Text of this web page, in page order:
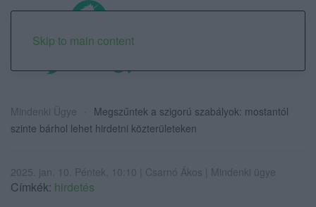
Skip to main content
Mindenki Ügye
Megszűntek a szigorú szabályok: mostantól
szinte bárhol lehet hirdetni közterületeken
2025. jan. 10. Péntek, 10:10 | Csarnó Ákos | Mindenki ügye
Címkék: hirdetés